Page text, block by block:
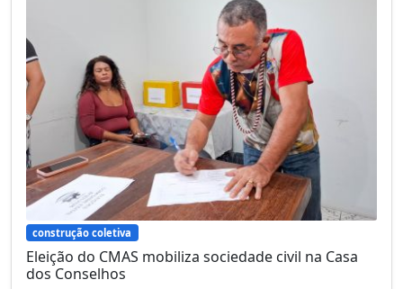
construção coletiva
Eleição do CMAS mobiliza sociedade civil na Casa
dos Conselhos